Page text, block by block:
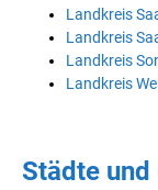
Landkreis
Landkreis
Landkreis
Landkreis
Städte und